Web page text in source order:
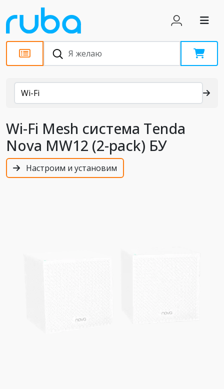
Каталог
Wi-Fi
Wi-Fi Mesh система Tenda
Nova MW12 (2-pack) БУ
Настроим и установим